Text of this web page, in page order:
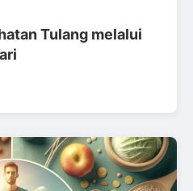
Tulang melalui